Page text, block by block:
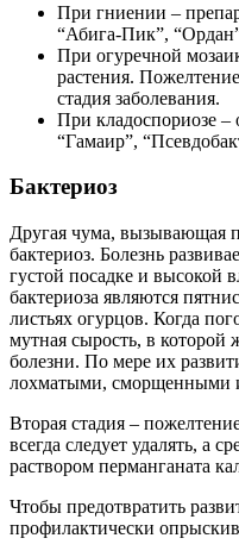
При гниении –
“Абига-Пик”,
При огуречной
растения.
стадия заболевания.
При кладоспориозе –
“Гамаир”,
Бактериоз
Другая чума, вызывающая
бактериоз. Болезнь
густой посадке и
бактериоза являются
листьях огурцов. Когда
мутная сырость, в которой
болезни. По мере их
лохматыми, сморщенными
Вторая стадия –
всегда следует удалять, а
раствором перманганата
Чтобы предотвратить
профилактически